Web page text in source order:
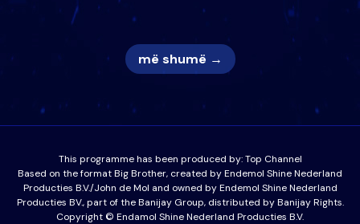
nuk i mban dot lotët: Nuk meritoj…
më shumë →
This programme has been produced by:Top Channel
Based on the format Big Brother, created by Endemol Shine Nederland
Producties B.V./John de Mol and owned by Endemol Shine Nederland
Producties BV., part of the Banijay Group, distributed by Banijay Rights.
Copyright © Endamol Shine Nederland Producties B.V.